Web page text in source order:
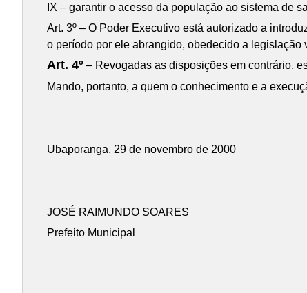
IX – garantir o acesso da população ao sistema de
Art. 3º – O Poder Executivo está autorizado a
o período por ele abrangido, obedecido a legislação
Art. 4º – Revogadas as disposições em contrário,
Mando, portanto, a quem o conhecimento e a
Ubaporanga, 29 de novembro de 2000
JOSÉ RAIMUNDO SOARES
Prefeito Municipal